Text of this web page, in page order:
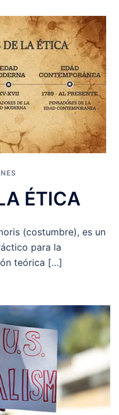
ÉTICA
(costumbre), es un
para la
teórica […]